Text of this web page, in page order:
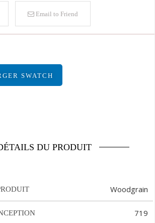
Email to Friend
SWATCH
DU PRODUIT
Woodgrain
719